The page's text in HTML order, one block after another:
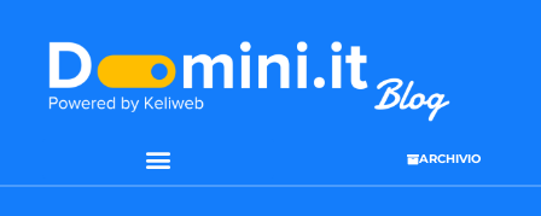
ARCHIVIO